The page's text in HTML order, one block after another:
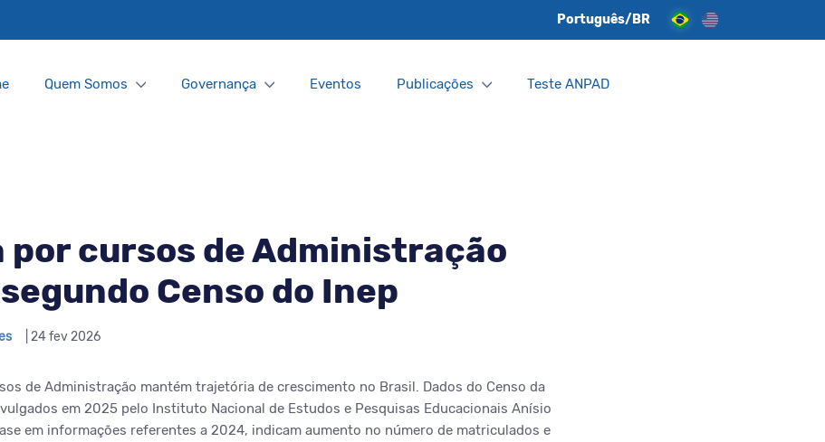
Português/BR
Quem Somos Governança Eventos Publicações Teste ANPAD
por cursos de Administração
Censo do Inep
| 24 fev 2026
de Administração mantém trajetória de crescimento no Brasil. Dados do Censo da
em 2025 pelo Instituto Nacional de Estudos e Pesquisas Educacionais Anísio
em informações referentes a 2024, indicam aumento no número de matriculados e